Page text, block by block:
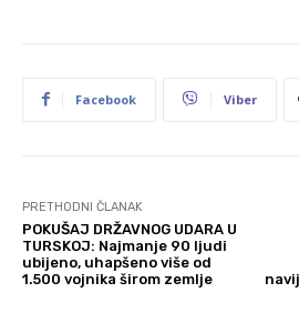
Facebook Viber
PRETHODNI ČLANAK
POKUŠAJ DRŽAVNOG UDARA U
TURSKOJ: Najmanje 90 ljudi
ubijeno, uhapšeno više od
1.500 vojnika širom zemlje